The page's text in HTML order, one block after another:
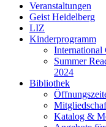
Veranstaltungen
Geist Heidelberg
LIZ
Kinderprogramm
International
Summer
2024
Bibliothek
Katalog &